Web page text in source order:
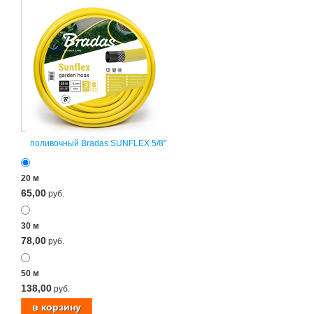
поливочный Bradas SUNFLEX 5/8"
20 м
65,00 руб.
30 м
78,00 руб.
50 м
138,00 руб.